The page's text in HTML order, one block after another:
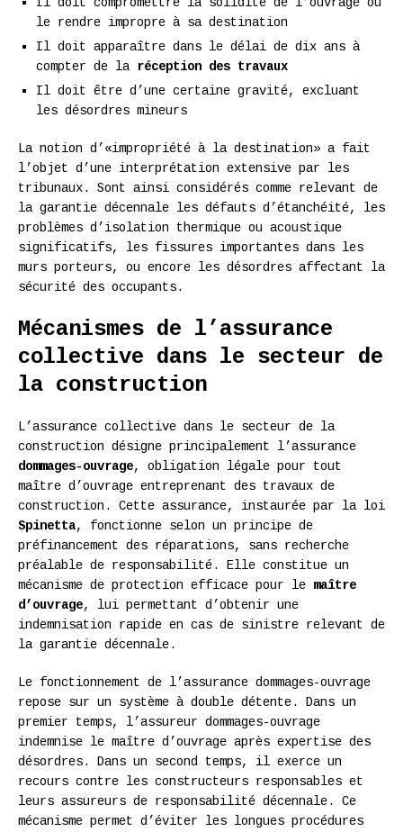
le rendre impropre à sa destination
Il doit apparaître dans le délai de dix ans à
compter de la réception des travaux
Il doit être d’une certaine gravité, excluant
les désordres mineurs
La notion d’«impropriété à la destination» a fait
l’objet d’une interprétation extensive par les
tribunaux. Sont ainsi considérés comme relevant de
la garantie décennale les défauts d’étanchéité, les
problèmes d’isolation thermique ou acoustique
significatifs, les fissures importantes dans les
murs porteurs, ou encore les désordres affectant la
sécurité des occupants.
Mécanismes de l’assurance
collective dans le secteur de
la construction
L’assurance collective dans le secteur de la
construction désigne principalement l’assurance
dommages-ouvrage, obligation légale pour tout
maître d’ouvrage entreprenant des travaux de
construction. Cette assurance, instaurée par la loi
Spinetta, fonctionne selon un principe de
préfinancement des réparations, sans recherche
préalable de responsabilité. Elle constitue un
mécanisme de protection efficace pour le maître
d’ouvrage, lui permettant d’obtenir une
indemnisation rapide en cas de sinistre relevant de
la garantie décennale.
Le fonctionnement de l’assurance dommages-ouvrage
repose sur un système à double détente. Dans un
premier temps, l’assureur dommages-ouvrage
indemnise le maître d’ouvrage après expertise des
désordres. Dans un second temps, il exerce un
recours contre les constructeurs responsables et
leurs assureurs de responsabilité décennale. Ce
mécanisme permet d’éviter les longues procédures